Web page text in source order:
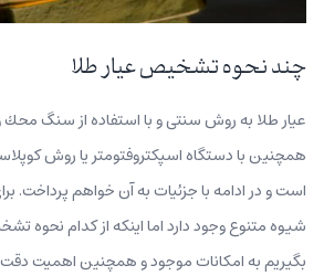
چند نحوه تشخیص عیار طلا
عیار طلا به روش‌ سنتی و با استفاده از سنگ محك
همچنین با دستگاه اسپكتروفتومتر یا روش
است و در ادامه با جزئیات به آن خواهم پرداخت.
شیوه متنوع وجود دارد اما اینکه از کدام نحوه
بگیریم به امکانات موجود و همچنین اهمیت